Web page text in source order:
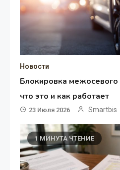
Новости
Блокировка
что это и как работает
23 Июля 2026 Smartbis
1 МИНУТА ЧТЕНИЕ